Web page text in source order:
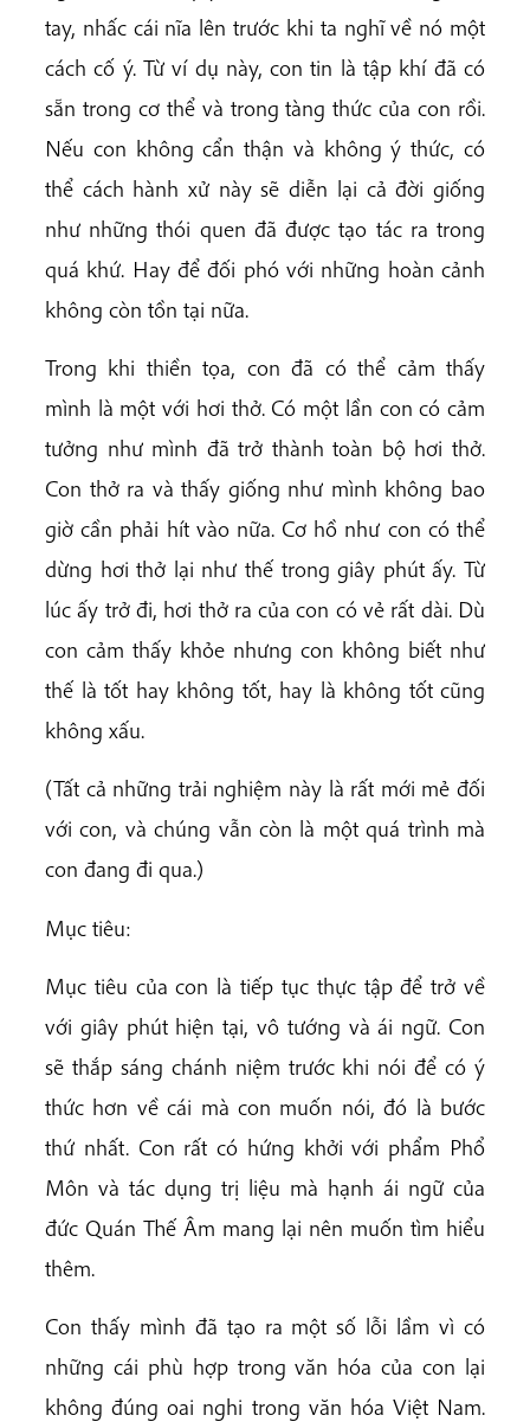
tay, nhấc cái nĩa lên trước khi ta nghĩ về nó một
cách cố ý. Từ ví dụ này, con tin là tập khí đã có
sẵn trong cơ thể và trong tàng thức của con rồi.
Nếu con không cẩn thận và không ý thức, có
thể cách hành xử này sẽ diễn lại cả đời giống
như những thói quen đã được tạo tác ra trong
quá khứ. Hay để đối phó với những hoàn cảnh
không còn tồn tại nữa.
Trong khi thiền tọa, con đã có thể cảm thấy
mình là một với hơi thở. Có một lần con có cảm
tưởng như mình đã trở thành toàn bộ hơi thở.
Con thở ra và thấy giống như mình không bao
giờ cần phải hít vào nữa. Cơ hồ như con có thể
dừng hơi thở lại như thế trong giây phút ấy. Từ
lúc ấy trở đi, hơi thở ra của con có vẻ rất dài. Dù
con cảm thấy khỏe nhưng con không biết như
thế là tốt hay không tốt, hay là không tốt cũng
không xấu.
(Tất cả những trải nghiệm này là rất mới mẻ đối
với con, và chúng vẫn còn là một quá trình mà
con đang đi qua.)
Mục tiêu:
Mục tiêu của con là tiếp tục thực tập để trở về
với giây phút hiện tại, vô tướng và ái ngữ. Con
sẽ thắp sáng chánh niệm trước khi nói để có ý
thức hơn về cái mà con muốn nói, đó là bước
thứ nhất. Con rất có hứng khởi với phẩm Phổ
Môn và tác dụng trị liệu mà hạnh ái ngữ của
đức Quán Thế Âm mang lại nên muốn tìm hiểu
thêm.
Con thấy mình đã tạo ra một số lỗi lầm vì có
những cái phù hợp trong văn hóa của con lại
không đúng oai nghi trong văn hóa Việt Nam.